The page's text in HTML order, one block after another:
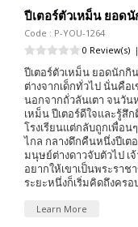
ปีเตอร์ตัวเหม็น ยอด
Code : P-YOU-1264
0 Review(s) |
ปีเตอร์ตัวเหม็น ยอดนักกิ
ต่างจากเด็กทั่วไป นั่นคือ
นอกจากถั่วลันเตา จนวัน
เหม็น ปีเตอร์ดีใจและรู้สึ
โรงเรียนแต่กลับถูกเพื่อน
ไกล กลางดึกคืนหนึ่งปีเต
มนุษย์ต่างดาวจับตัวไป เ
อยากให้เขาเป็นพระราช
ระยะหนึ่งก็เริ่มคิดถึงคร
Learn More